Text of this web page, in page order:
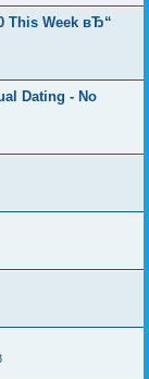
This Week вЂ“
Dating - No